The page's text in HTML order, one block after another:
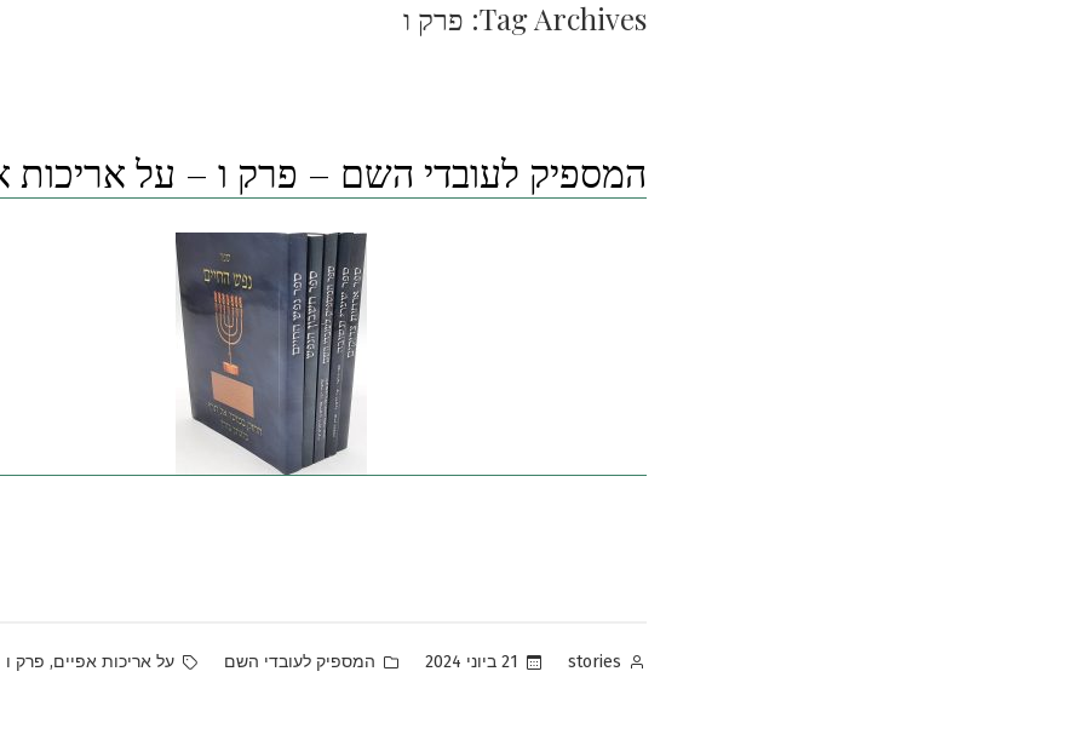
Tag Archives: פרק ו
המספיק לעובדי השם – פרק ו – על אריכות
Posted
stories 21 ביוני 2024
Posted
המספיק לעובדי השם Tags:
על אריכות אפיים, פרק ו